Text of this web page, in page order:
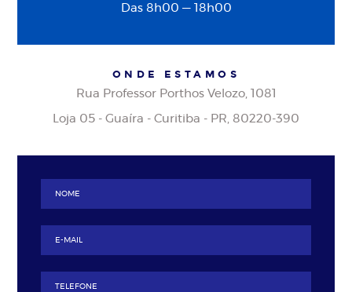
Das 8h00 — 18h00
ONDE ESTAMOS
Rua Professor Porthos Velozo, 1081
Loja 05 - Guaíra - Curitiba - PR, 80220-390